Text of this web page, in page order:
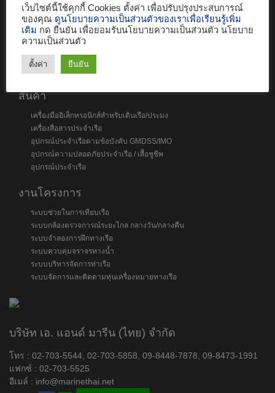
บริการติดตามเรือ PurpleTRAC
ช่องทางชำระเงิน
สินค้า
เครื่องมืออิเล็กทรอนิกส์สำหรับเดินเรือ/ประมง
เครื่องสื่อสารประจำเรือ
อุปกรณ์ประจำเรือตามข้อบังคับ GMDSS/IMO
อุปกรณ์ความปลอดภัยประจำเรือ / เสื้อชูชีพ
อุปกรณ์ประจำเรือ
งานโครงการ
ระบบช่วยในการเทียบเรือ
ระบบกล้องตรวจการณ์ระยะไกล กลางวัน/กลางคืน
ระบบจำลองการฝึกทางเรือ
ระบบควบคุมจราจรทางน้ำ
ระบบบริหารจัดการท่าเรือ
ระบบจัดการและติดตามทุ่นเครื่องหมายทางเรือ
บริษัท เอ. แอนด์ มารีน (ไทย) จำกัด
โทร : 02-703-5544, 02-703-5858, 09-8448-7878, 09-8473-1991
แฟกซ์ : 02-703-5525
อีเมล์ : info@marinethai.net
เว็บไซต์นี้ใช้คุกกี้ Cookies ตั้งค่า เพื่อปรับปรุงประสบการณ์
ของคุณ ดูนโยบายความเป็นส่วนตัวของเราเพื่อเรียนรู้เพิ่ม
เติม กด ยืนยัน เพื่อยอมรับนโยบายความเป็นส่วนตัว นโยบาย
ความเป็นส่วนตัว
ตั้งค่า ยืนยัน